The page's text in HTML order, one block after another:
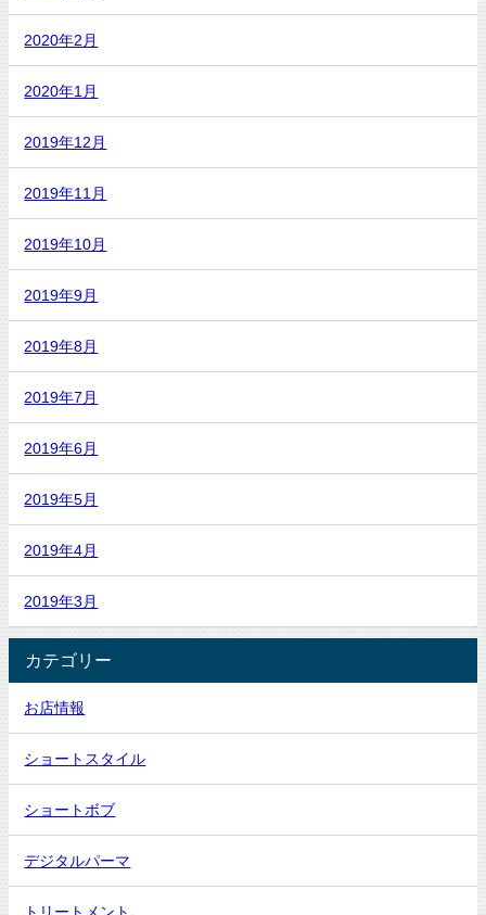
2020年2月
2020年1月
2019年12月
2019年11月
2019年10月
2019年9月
2019年8月
2019年7月
2019年6月
2019年5月
2019年4月
2019年3月
カテゴリー
お店情報
ショートスタイル
ショートボブ
デジタルパーマ
トリートメント